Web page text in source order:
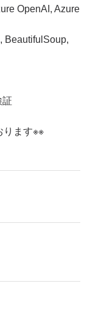
OpenAI, Azure
BeautifulSoup,
証
ります※※